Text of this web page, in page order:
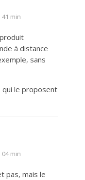
min
à distance
sans
qui le proposent
min
pas, mais le